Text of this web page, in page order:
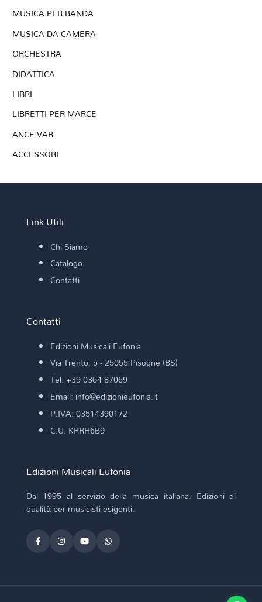
MUSICA PER BANDA
MUSICA DA CAMERA
ORCHESTRA
DIDATTICA
LIBRI
LIBRETTI PER MARCE
ANCE VAR
ACCESSORI
Link Utili
Chi Siamo
Catalogo
Contatti
Contatti
Edizioni Musicali Eufonia
Via Trento, 5 - 25055 Pisogne (BS)
Tel: +39 0364 87069
Email: info@edizionieufonia.it
P.IVA: 03514390172
C.U. KRRH6B9
Edizioni Musicali Eufonia
Dal 1995 al servizio della musica italiana. Edizioni di
qualità per musicisti esigenti.